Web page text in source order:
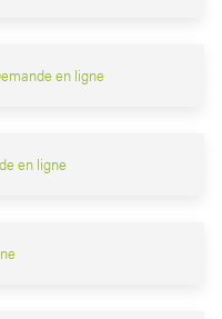
en ligne
en ligne